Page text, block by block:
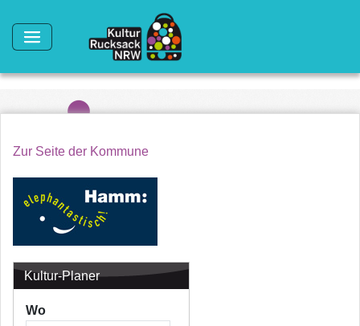
Zur Seite der Kommune
Kultur-Planer
Wo